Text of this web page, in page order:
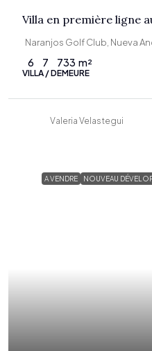
Villa en première ligne
Naranjos Golf Club, Nueva
6 7 733 m²
VILLA / DEMEURE
Valeria Velastegui
A VENDRE NOUVEAU